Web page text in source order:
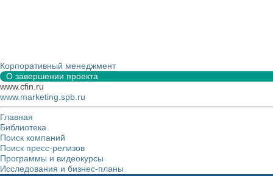
Корпоративный менеджмент
О завершении проекта
www.cfin.ru
www.marketing.spb.ru
Главная
Библиотека
Поиск компаний
Поиск пресс-релизов
Программы и видеокурсы
Исследования и бизнес-планы